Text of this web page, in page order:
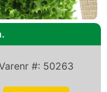
#: 50263